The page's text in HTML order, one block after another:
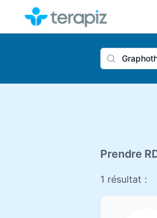
Prendre
1 résultat :